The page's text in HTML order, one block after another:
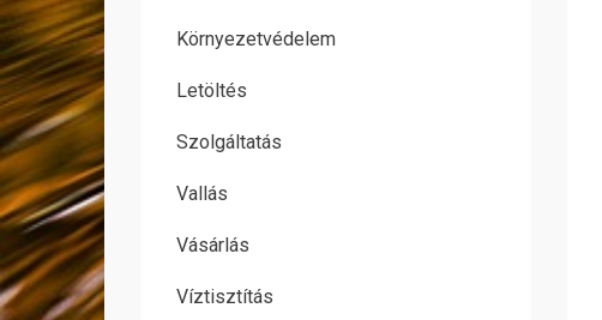
Környezetvédelem
Letöltés
Szolgáltatás
Vallás
Vásárlás
Víztisztítás